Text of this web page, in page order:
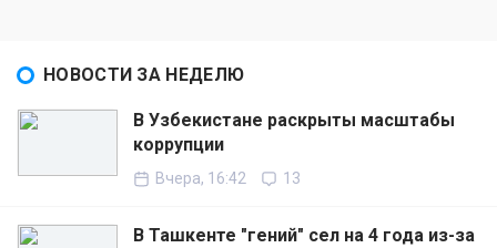
НОВОСТИ ЗА НЕДЕЛЮ
В Узбекистане раскрыты масштабы
коррупции
Вчера, 16:42 13
В Ташкенте "гений" сел на 4 года из-за